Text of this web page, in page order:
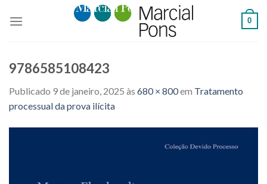
0
9786585108423
Publicado 9 de janeiro, 2025 às 680 × 800em Tratamento
processual da prova ilícita